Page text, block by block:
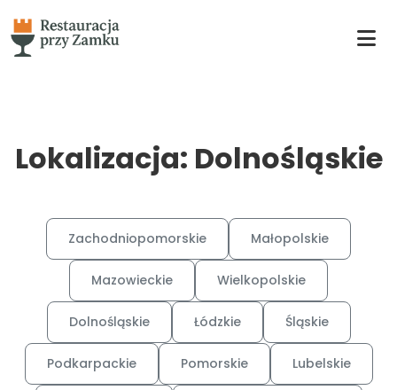
Lokalizacja: Dolnośląskie
Zachodniopomorskie Małopolskie
Mazowieckie Wielkopolskie
Dolnośląskie Łódzkie Śląskie
Podkarpackie Pomorskie Lubelskie